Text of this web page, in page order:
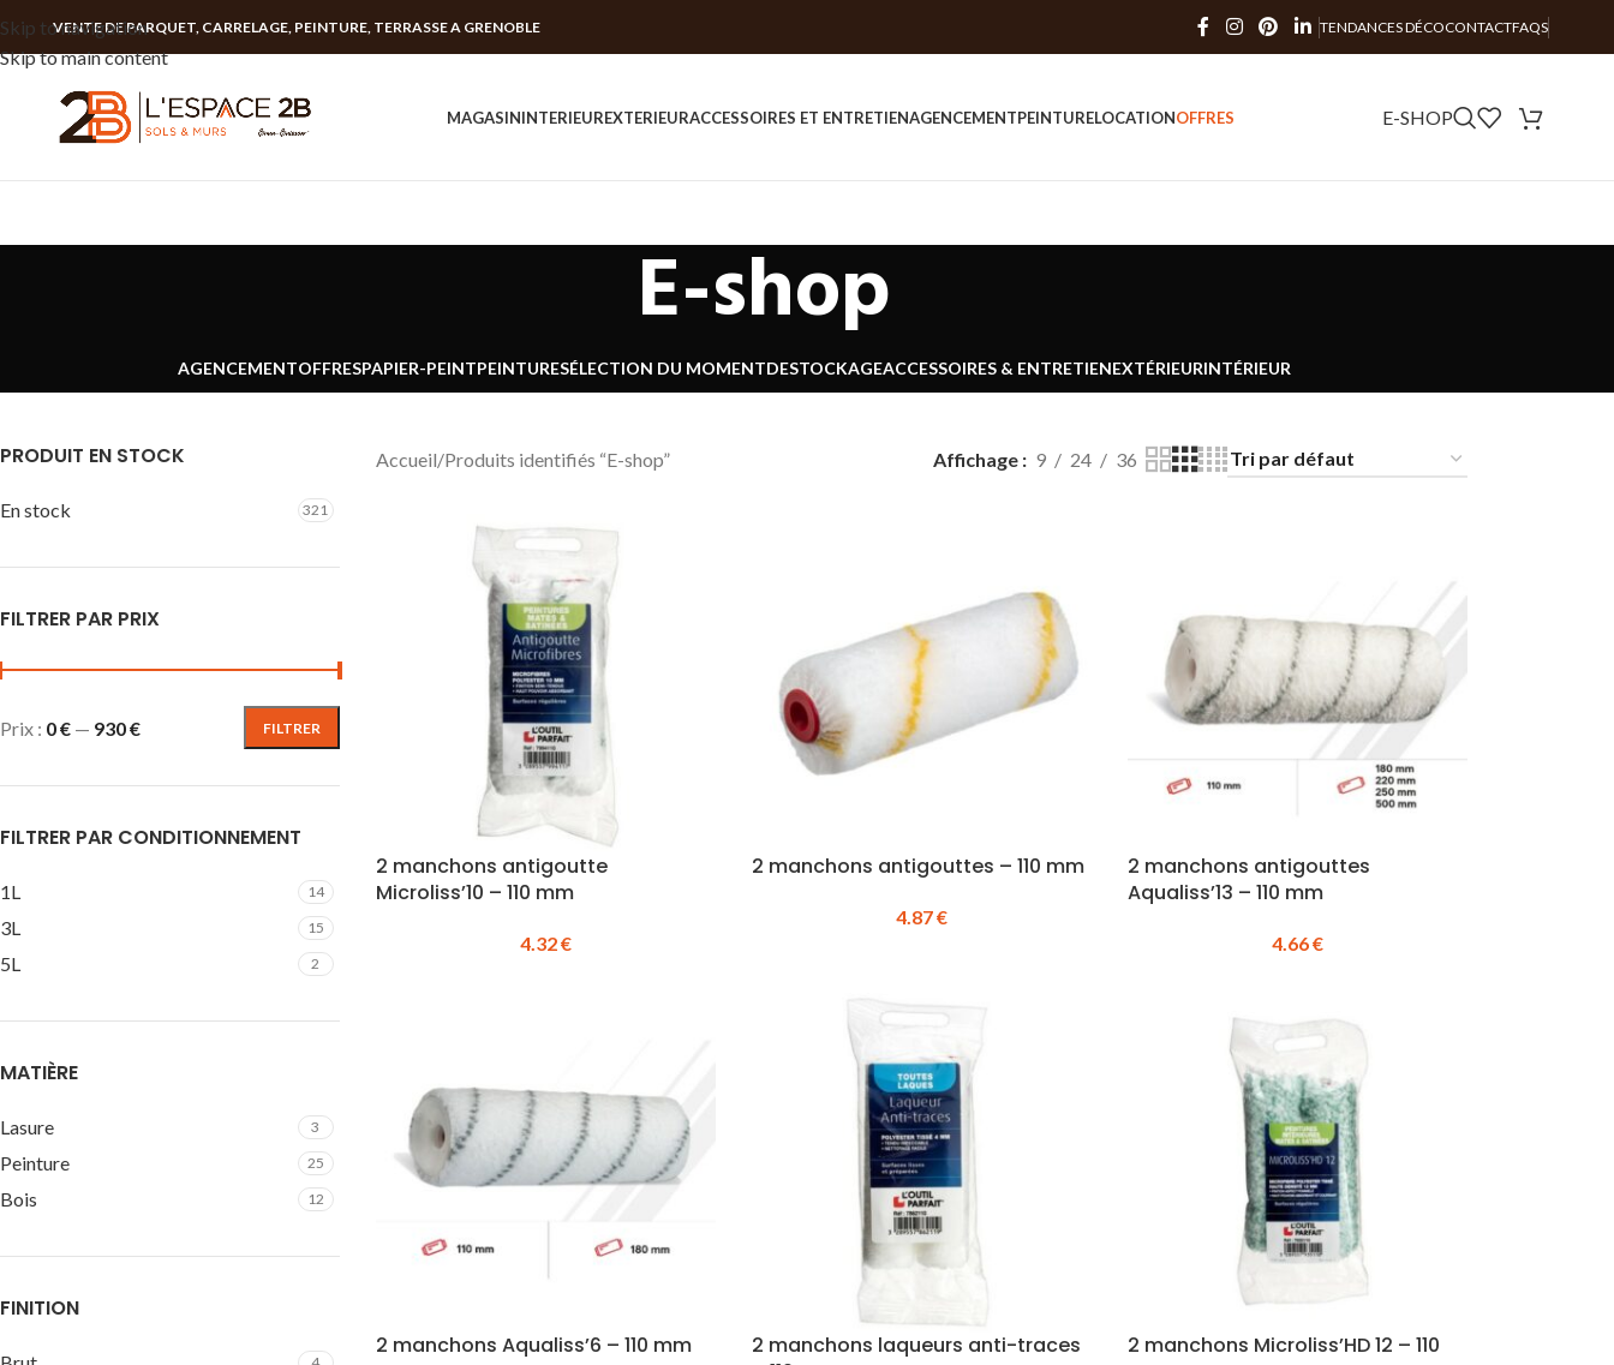
Skip to navigation
Skip to main content
VENTE DE PARQUET, CARRELAGE, PEINTURE, TERRASSE A GRENOBLE TENDANCES DÉCOCONTACTFAQS
MAGASININTERIEUREXTERIEURACCESSOIRES ET ENTRETIENAGENCEMENTPEINTURELOCATIONOFFRES E-SHOP
E-shop
AGENCEMENTOFFRESPAPIER-PEINTPEINTURESÉLECTION DU MOMENTDESTOCKAGEACCESSOIRES & ENTRETIENEXTÉRIEURINTÉRIEUR
PRODUIT EN STOCK
En stock 321
FILTRER PAR PRIX
FILTRER
Prix : 0 € — 930 €
FILTRER PAR CONDITIONNEMENT
1L 14
3L 15
5L 2
MATIÈRE
Lasure 3
Peinture 25
Bois 12
FINITION
4
Accueil Produits identifiés “E-shop” Affichage 9 24 36
2 manchons antigoutte
Microliss’10 – 110 mm
4.32€
2 manchons antigouttes – 110 mm
4.87€
2 manchons antigouttes
Aqualiss’13 – 110 mm
4.66€
2 manchons Aqualiss’6 – 110 mm
2 manchons laqueurs anti-traces
2 manchons Microliss’HD 12 – 110